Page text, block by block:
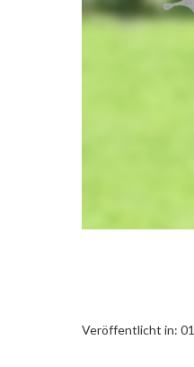
Veröffentlicht in: